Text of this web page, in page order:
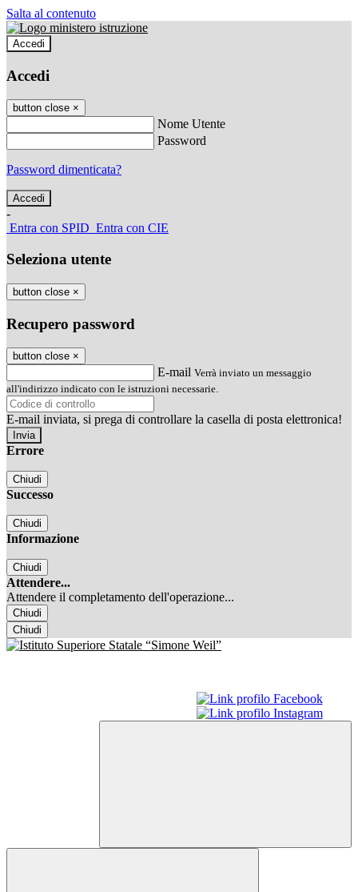
Salta al contenuto
Accedi
Accedi
button close ×
Nome Utente
Password
Password dimenticata?
-
Entra con SPID Entra con CIE
Seleziona utente
button close ×
Recupero password
button close ×
E-mail Verrà inviato un messaggio
all'indirizzo indicato con le istruzioni necessarie.
E-mail inviata, si prega di controllare la casella di posta elettronica!
Errore
Chiudi
Successo
Chiudi
Informazione
Chiudi
Attendere...
Attendere il completamento dell'operazione...
Chiudi
Chiudi